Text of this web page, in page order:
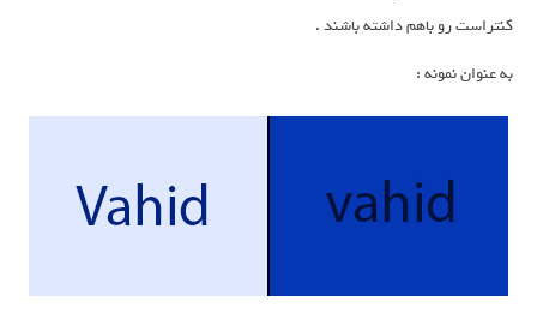
کنتراست رو باهم داشته باشند .
به عنوان نمونه :